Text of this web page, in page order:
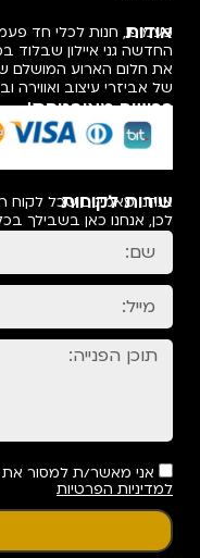
אודות
החדשה גני איילון שבלוד
את חלום הארוע המושלם
של אביזרי עיצוב
רכישה מאובטחת!
שירות לקוחות
אנחנו מאמינים שכל לקוח
לכן, אנחנו כאן בשבילך
אני מאשר/ת למסור את
למדיניות הפרטיות